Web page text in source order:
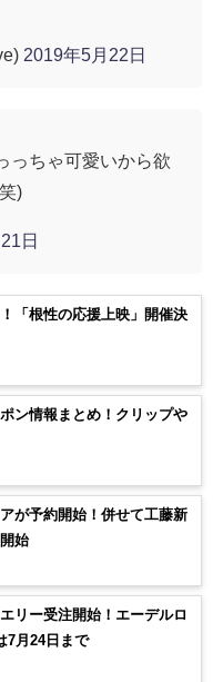
2019年5月22日
っちゃ可愛いから欲
)
日
「根性の応援上映」開催決
ン情報まとめ！クリップや
が予約開始！併せて工藤新
始
リー受注開始！エーデルロ
7月24日まで